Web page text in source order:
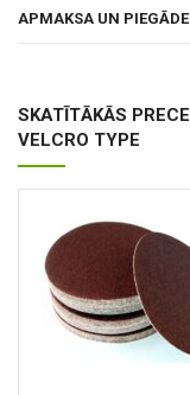
APMAKSA UN PIEGĀDE
SKATĪTĀKĀS
VELCRO TYPE